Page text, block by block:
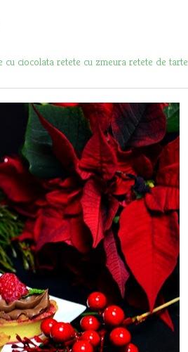
cu ciocolata retete cu zmeura retete de tarte